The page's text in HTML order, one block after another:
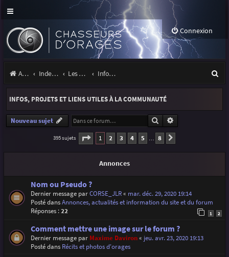
Connexion
Accueil Index du forum Les orages Infos, projets et liens utiles à la communauté
e
r
INFOS, PROJETS ET LIENS UTILES À LA COMMUNAUTÉ
Nouveau sujet Rechercher
395 sujets Page 1sur
1 2 3 4 5 … 8
Annonces
Nom ou Pseudo ?
Dernier message parCORSE_JLR« mar. déc. 29, 2020 19:14
Posté dansAnnonces, actualités et information du site et du forum
Réponses :22 1 2
Comment mettre une image sur le forum ?
Dernier message par Maxime Daviron« jeu. avr. 23, 2020 19:13
Posté dans Récits et photos d'orages